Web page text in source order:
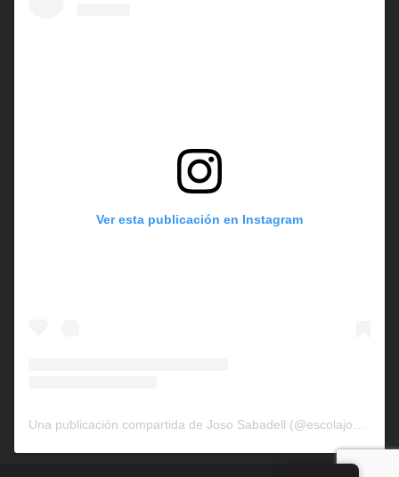
Ver esta publicación en Instagram
Una publicación compartida de Joso Sabadell (@escolajososabadell)